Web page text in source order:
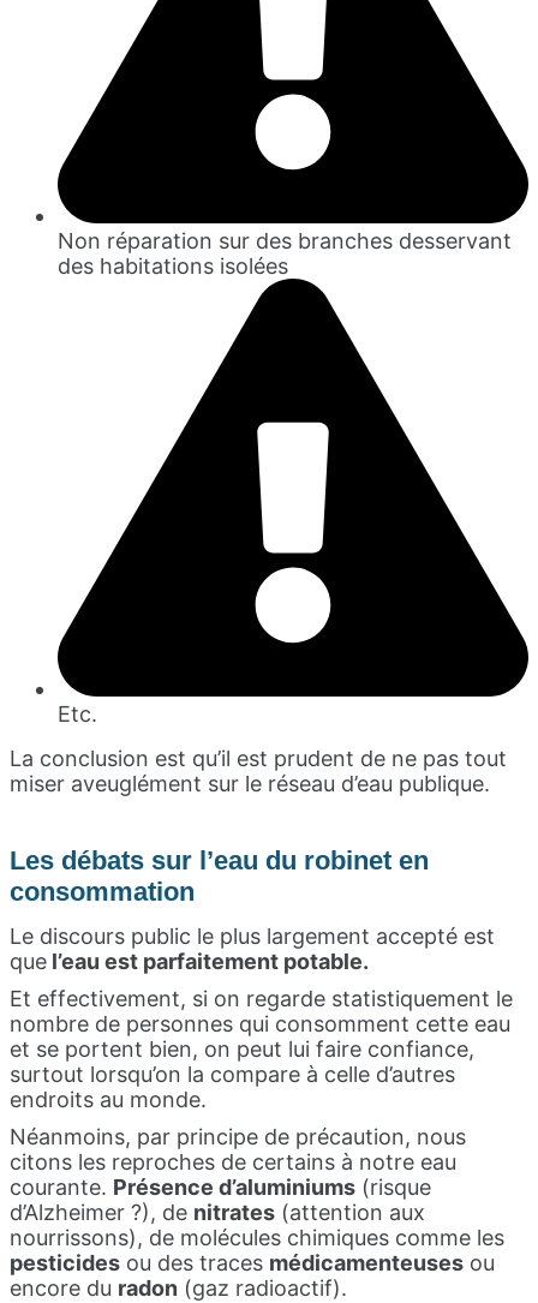
Non réparation sur des branches desservant
des habitations isolées
Etc.
La conclusion est qu’il est prudent de ne pas tout
miser aveuglément sur le réseau d’eau publique.
Les débats sur l’eau du robinet en
consommation
Le discours public le plus largement accepté est
que l’eau est parfaitement potable.
Et effectivement, si on regarde statistiquement le
nombre de personnes qui consomment cette eau
et se portent bien, on peut lui faire confiance,
surtout lorsqu’on la compare à celle d’autres
endroits au monde.
Néanmoins, par principe de précaution, nous
citons les reproches de certains à notre eau
courante. Présence d’aluminiums (risque
d’Alzheimer ?), de nitrates (attention aux
nourrissons), de molécules chimiques comme les
pesticides ou des traces médicamenteuses ou
encore du radon (gaz radioactif).